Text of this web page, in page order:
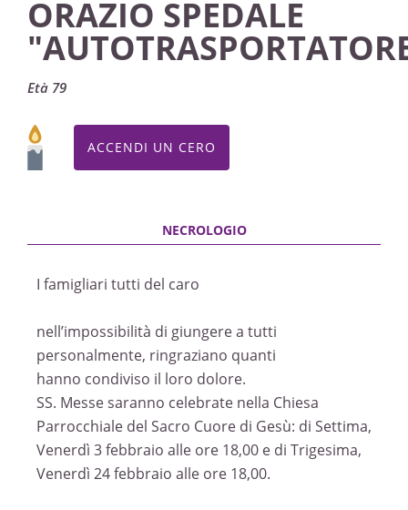
ORAZIO SPEDALE
Età 79
ACCENDI UN CERO
I famigliari tutti del caro
nell’impossibilità di giungere a tutti
personalmente, ringraziano quanti
hanno condiviso il loro dolore.
SS. Messe saranno celebrate nella Chiesa
Parrocchiale del Sacro Cuore di Gesù: di Settima,
Venerdì 3 febbraio alle ore 18,00 e di Trigesima,
Venerdì 24 febbraio alle ore 18,00.